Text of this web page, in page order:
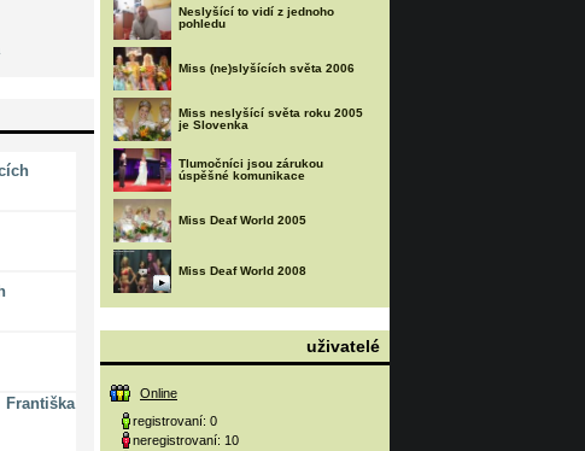
Neslyšící to vidí z jednoho
pohledu
Miss (ne)slyšících světa 2006
Miss neslyšící světa roku 2005
je Slovenka
Tlumočníci jsou zárukou
úspěšné komunikace
Miss Deaf World 2005
Miss Deaf World 2008
uživatelé
Online
registrovaní: 0
neregistrovaní: 10